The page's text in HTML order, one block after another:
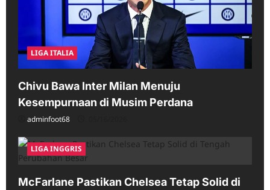
LIGA ITALIA
Chivu Bawa Inter Milan Menuju
Kesempurnaan di Musim Perdana
adminfoot68
LIGA INGGRIS
McFarlane Pastikan Chelsea Tetap Solid di